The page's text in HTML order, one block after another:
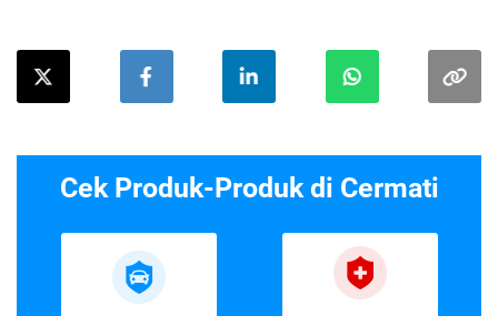
Cek Produk-Produk di Cermati